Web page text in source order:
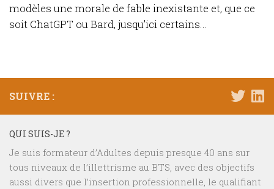
modèles une morale de fable inexistante et, que ce
soit ChatGPT ou Bard, jusqu’ici certains...
SUIVRE :
QUI SUIS-JE ?
Je suis formateur d’Adultes depuis presque 40 ans sur
tous niveaux de l’illettrisme au BTS, avec des objectifs
aussi divers que l’insertion professionnelle, le qualifiant